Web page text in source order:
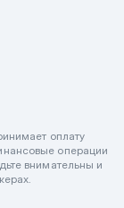
оплату
операции
внимательны и